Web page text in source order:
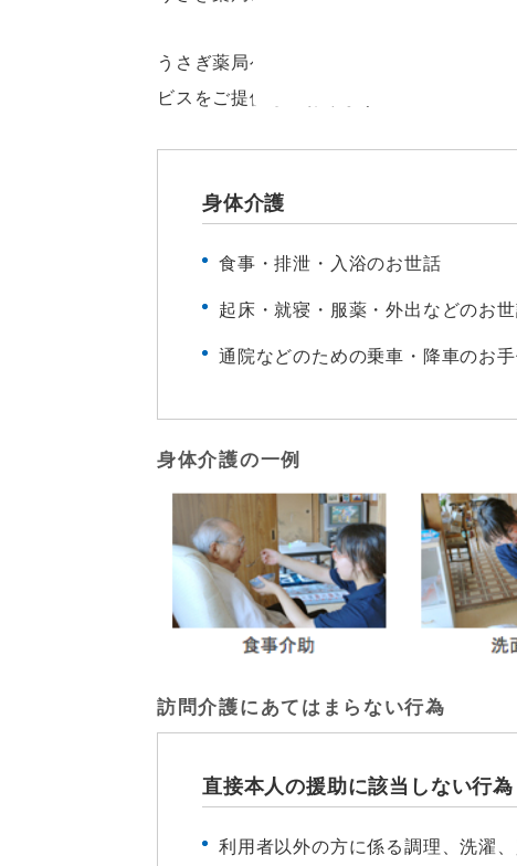
うさぎ薬局ヘルパーステーションでは、
ビスをご提供しております。ご自宅にホ
身体介護
食事・排泄・入浴のお世話
起床・就寝・服薬・外出などのお
通院などのための乗車・降車のお
身体介護の一例
訪問介護にあてはまらない行為
直接本人の援助に該当しない行為
利用者以外の方に係る調理、洗濯